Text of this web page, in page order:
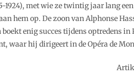
1924), met wie ze twintig jaar lang
hem op. De zoon van Alphonse
enig succes tijdens optredens
waar hij dirigeert in de Opéra de